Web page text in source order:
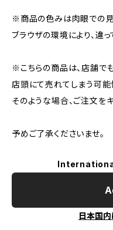
※商品の色みは肉眼での見
ブラウザの環境により、違
※こちらの商品は、店舗で
店頭にて売れてしまう可能
そのような場合、ご注文を
予めご了承くださいませ。
日本国